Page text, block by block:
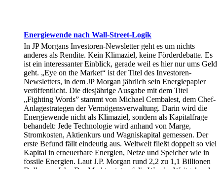
Energiewende nach Wall-Street-Logik
In JP Morgans Investoren-Newsletter geht es um nichts
anderes als Rendite. Kein Klimaziel, keine Förderdebatte. Es
ist ein interessanter Einblick, gerade weil es hier nur ums Geld
geht. „Eye on the Market“ ist der Titel des Investoren-
Newsletters, in dem JP Morgan jährlich sein Energiepapier
veröffentlicht. Die diesjährige Ausgabe mit dem Titel
„Fighting Words” stammt von Michael Cembalest, dem Chef-
Anlagestrategen der Vermögensverwaltung. Darin wird die
Energiewende nicht als Klimaziel, sondern als Kapitalfrage
behandelt: Jede Technologie wird anhand von Marge,
Stromkosten, Aktienkurs und Wagniskapital gemessen. Der
erste Befund fällt eindeutig aus. Weltweit fließt doppelt so viel
Kapital in erneuerbare Energien, Netze und Speicher wie in
fossile Energien. Laut J.P. Morgan rund 2,2 zu 1,1 Billionen